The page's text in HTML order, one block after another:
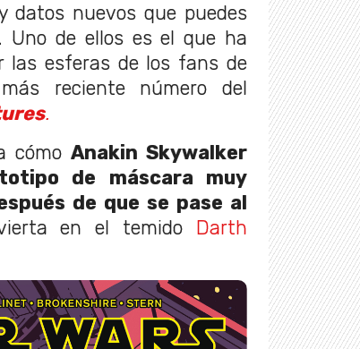
datos nuevos que puedes
de ellos es el que ha
las esferas de los fans de
reciente número del
.
cómo Anakin Skywalker
de máscara muy
de que se pase al
en el temido Darth